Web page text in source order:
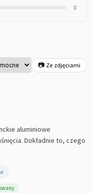
0
📷 Ze zdjęciami
aluminiowe
Dokładnie to, czego